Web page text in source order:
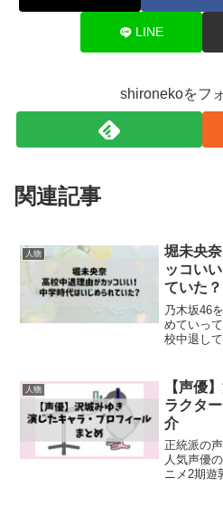
LINE
shironekoをフ
関連記事
人物
堀未央
ッコい
ていた？
乃木坂46
めていっ
校中退し
ょうか？
ような理
人物
【声優
ラクタ
介
正統派の
人気声優
ニメ2期遊